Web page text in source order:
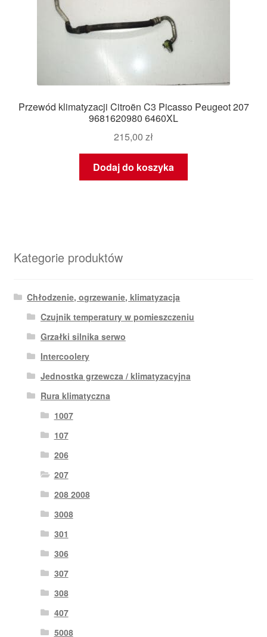
Przewód klimatyzacji Citroën C3 Picasso Peugeot 207
9681620980 6460XL
215,00 zł
Dodaj do koszyka
Kategorie produktów
Chłodzenie, ogrzewanie, klimatyzacja
Czujnik temperatury w pomieszczeniu
Grzałki silnika serwo
Intercoolery
Jednostka grzewcza / klimatyzacyjna
Rura klimatyczna
1007
107
206
207
208 2008
3008
301
306
307
308
407
5008